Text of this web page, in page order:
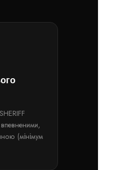
(мінімум